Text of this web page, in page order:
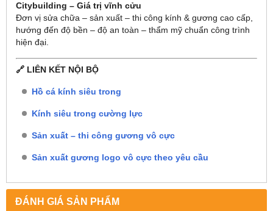
Citybuilding – Giá trị vĩnh cửu
Đơn vị sửa chữa – sản xuất – thi công kính & gương cao cấp,
hướng đến độ bền – độ an toàn – thẩm mỹ chuẩn công trình
hiện đại.
🔗 LIÊN KẾT NỘI BỘ
Hồ cá kính siêu trong
Kính siêu trong cường lực
Sản xuất – thi công gương vô cực
Sản xuất gương logo vô cực theo yêu cầu
ĐÁNH GIÁ SẢN PHẨM